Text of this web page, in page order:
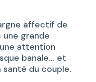
affectif de
une grande
attention
banale… et
du couple.